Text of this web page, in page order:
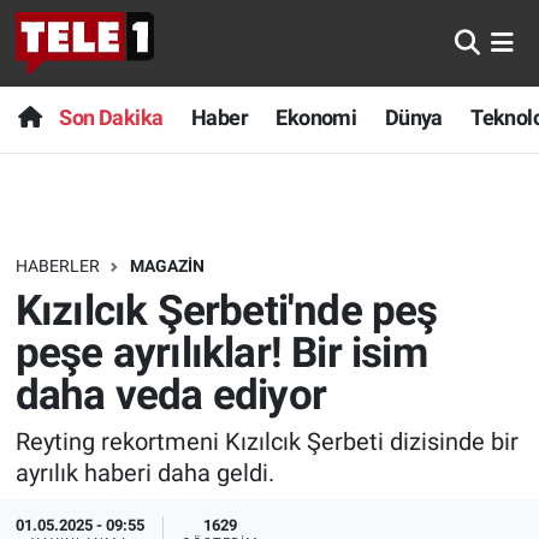
Son Dakika Haber Ekonomi Dünya
HABERLER MAGAZIN
Kızılcık Şerbeti'nde peş
peşe ayrılıklar! Bir isim
daha veda ediyor
Reyting rekortmeni Kızılcık Şerbeti dizisinde bir
ayrılık haberi daha geldi.
01.05.2025 - 09:55 1629
Anında Manşet
Başka Sohbetler
Bilim turu
Bilim ve Teknoloji Evreni
Doğa Konuşuyor
Dünya
Ege Saati
Son Dakika
Haber
Dünya
Sağlık
Spor
Yayın Akışı
Nöbetçi Eczaneler
Hava Durumu
Trafik Durumu
Süper Lig Puan Durumu ve Fikstür
Tüm Manşetler
Son Dakika Haberleri
Haber Arşivi